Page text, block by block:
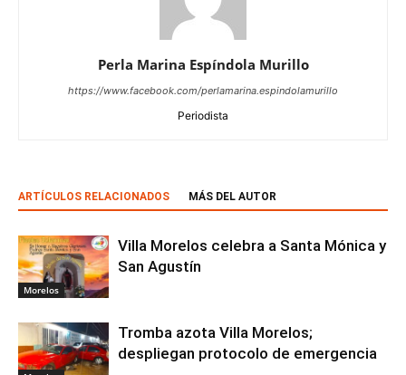
Perla Marina Espíndola Murillo
https://www.facebook.com/perlamarina.espindolamurillo
Periodista
ARTÍCULOS RELACIONADOS MÁS DEL AUTOR
Morelos
Villa Morelos celebra a Santa Mónica y
San Agustín
Tromba azota Villa Morelos;
despliegan protocolo de emergencia